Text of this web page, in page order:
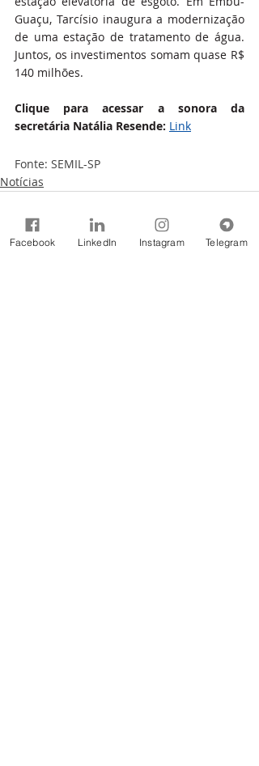
Guaçu, Tarcísio inaugura a modernização
de uma estação de tratamento de água.
Juntos, os investimentos somam quase R$
140 milhões.
Clique para acessar a sonora da
secretária Natália Resende: Link
Fonte: SEMIL-SP
Notícias
Facebook LinkedIn Instagram Telegram